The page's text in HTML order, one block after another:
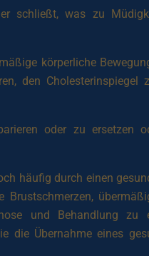
schließt, was zu
körperliche
den Cholesterinspiegel
oder zu ersetzen
häufig durch einen
und Behandlung zu
die Übernahme eines